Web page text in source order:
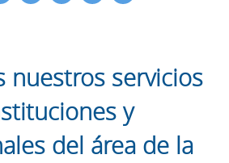
nuestros servicios
y
del área de la